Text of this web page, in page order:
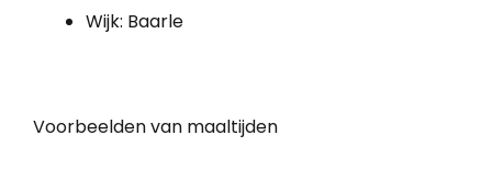
Wijk: Baarle
Voorbeelden van maaltijden